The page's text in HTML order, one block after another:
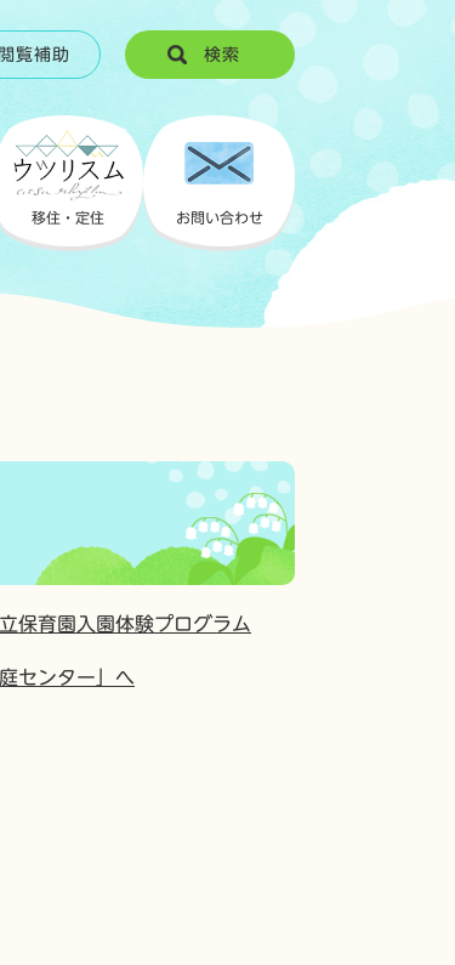
閲覧補助 検索
移住・定住 お問い合わせ
保育園入園体験プログラム
センター」へ